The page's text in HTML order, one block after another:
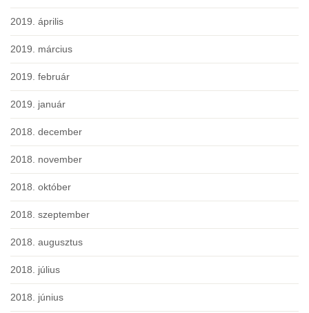
2019. április
2019. március
2019. február
2019. január
2018. december
2018. november
2018. október
2018. szeptember
2018. augusztus
2018. július
2018. június